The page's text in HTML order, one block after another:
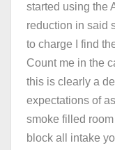
started using the
reduction in said
to charge I find
Count me in the
this is clearly a
expectations of
smoke filled
block all intake